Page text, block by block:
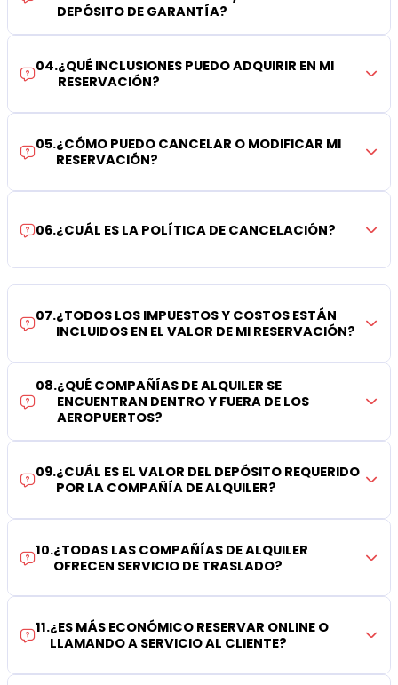
DEPÓSITO DE GARANTÍA?
04.¿QUÉ INCLUSIONES PUEDO ADQUIRIR EN MI
RESERVACIÓN?
05.¿CÓMO PUEDO CANCELAR O MODIFICAR MI
RESERVACIÓN?
06.¿CUÁL ES LA POLÍTICA DE CANCELACIÓN?
07.¿TODOS LOS IMPUESTOS Y COSTOS ESTÁN
INCLUIDOS EN EL VALOR DE MI RESERVACIÓN?
08.¿QUÉ COMPAÑÍAS DE ALQUILER SE
ENCUENTRAN DENTRO Y FUERA DE LOS
AEROPUERTOS?
09.¿CUÁL ES EL VALOR DEL DEPÓSITO REQUERIDO
POR LA COMPAÑÍA DE ALQUILER?
10.¿TODAS LAS COMPAÑÍAS DE ALQUILER
OFRECEN SERVICIO DE TRASLADO?
11.¿ES MÁS ECONÓMICO RESERVAR ONLINE O
LLAMANDO A SERVICIO AL CLIENTE?